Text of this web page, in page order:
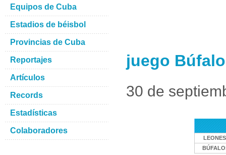
juego
30 de
Equipos de Cuba
Estadios de béisbol
Provincias de Cuba
Reportajes
Artículos
Records
Estadísticas
Colaboradores